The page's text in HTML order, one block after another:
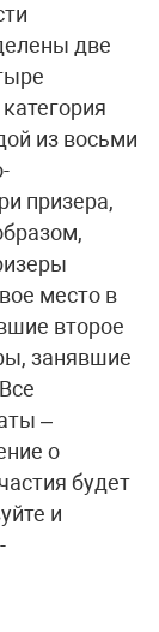
две
из восьми
призера,
место в
второе
занявшие
–
о
будет
и